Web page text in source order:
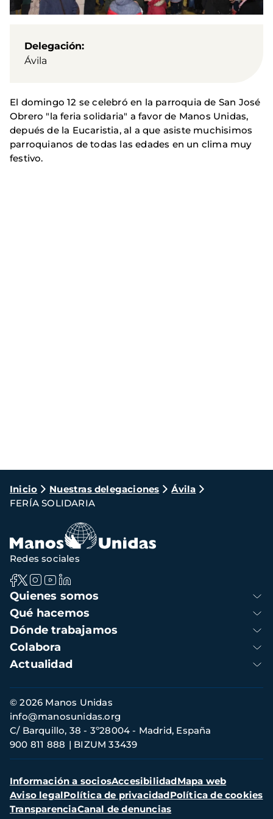
Delegación
Ávila
El domingo 12 se celebró en la parroquia de San José
Obrero "la feria solidaria" a favor de Manos Unidas,
depués de la Eucaristia, al a que asiste muchisimos
parroquianos de todas las edades en un clima muy
festivo.
Ruta
de
navegación
Inicio Nuestras delegaciones
Ávila
FERÍA SOLIDARIA
Navegación
principal
Quienes somos
Qué hacemos
Dónde trabajamos
Colabora
Actualidad
Redes sociales
Información
de
contacto
© 2026 Manos Unidas
C/ Barquillo, 38 - 3º28004 - Madrid, España
900 811 888
BIZUM 33439
info@manosunidas.org
Menú
secundario
Información a sociosAccesibilidadMapa web
Aviso legalPolítica de privacidadPolítica de cookies
TransparenciaCanal de denuncias